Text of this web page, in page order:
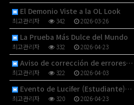
El Demonio Viste a la OL Look
최고관리자 342 2026-03-26
La Prueba Más Dulce del Mundo
최고관리자 332 2026-04-23
Aviso de corrección de errores…
최고관리자 322 2026-04-03
Evento de Lucifer (Estudiante)…
최고관리자 320 2026-04-23